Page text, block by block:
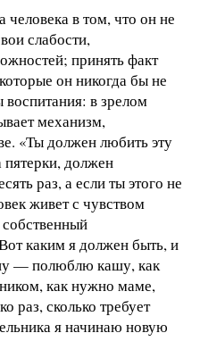
в том, что он не
слабости,
принять факт
он никогда бы не
в зрелом
механизм,
«Ты должен любить эту
должен
раз, а если ты этого не
живет с чувством
каким я должен быть, и
— полюблю кашу, как
как нужно маме,
раз, сколько требует
я начинаю новую